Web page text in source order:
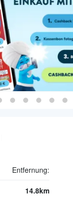
Entfernung:
14.8km